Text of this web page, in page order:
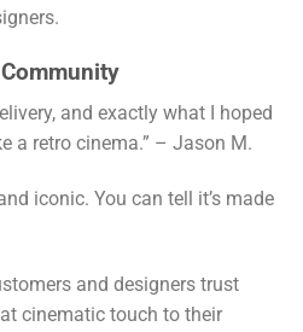
and exactly what I hoped
a retro cinema.” – Jason M.
iconic. You can tell it’s made
and designers trust
cinematic touch to their